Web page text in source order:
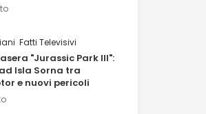
Fatti Televisivi
"Jurassic Park III":
Isla Sorna tra
e nuovi pericoli